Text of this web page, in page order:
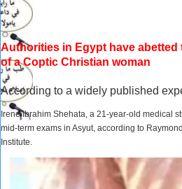
Authorities in Egypt have
of a Coptic Christian woman
According to a widely published
Irene Ibrahim Shehata, a 21-year-old medical
mid-term exams in Asyut, according to
Institute.